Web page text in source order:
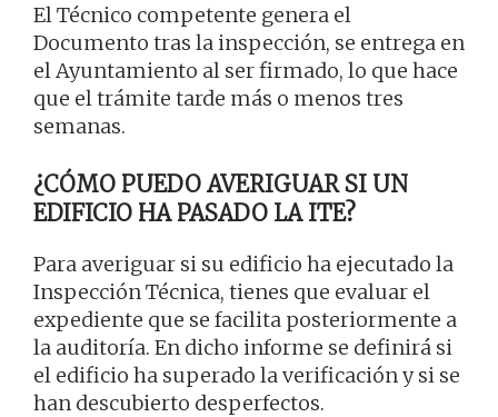
El Técnico competente genera el
Documento tras la inspección, se entrega en
el Ayuntamiento al ser firmado, lo que hace
que el trámite tarde más o menos tres
semanas.
¿CÓMO PUEDO AVERIGUAR SI UN
EDIFICIO HA PASADO LA ITE?
Para averiguar si su edificio ha ejecutado la
Inspección Técnica, tienes que evaluar el
expediente que se facilita posteriormente a
la auditoría. En dicho informe se definirá si
el edificio ha superado la verificación y si se
han descubierto desperfectos.